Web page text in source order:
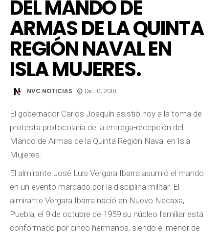
DEL MANDO DE
ARMAS DE LA QUINTA
REGIÓN NAVAL EN
ISLA MUJERES.
NVC NOTICIAS Dic 10, 2018
El gobernador Carlos Joaquín asistió hoy a la toma de
protesta protocolaria de la entrega-recepción del
Mando de Armas de la Quinta Región Naval en Isla
Mujeres.
El almirante José Luis Vergara Ibarra asumió el mando
en un evento marcado por la disciplina militar. El
almirante Vergara Ibarra nació en Nuevo Necaxa,
Puebla, el 9 de octubre de 1959 su núcleo familiar está
conformado por cinco hermanos, siendo el menor de